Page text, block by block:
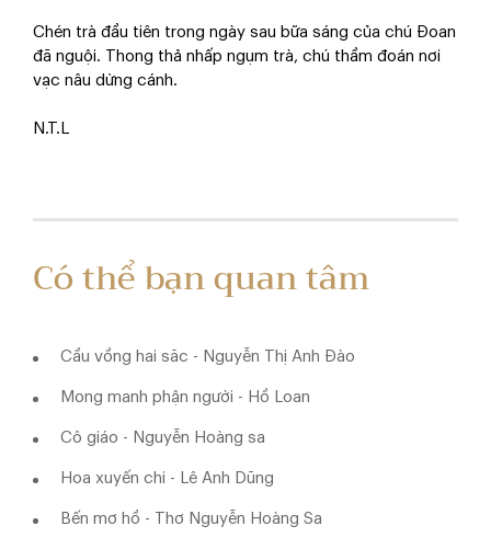
Chén trà đầu tiên trong ngày sau bữa sáng của chú Đoan
đã nguội. Thong thả nhấp ngụm trà, chú thầm đoán nơi
vạc nâu dừng cánh.
N.T.L
Có thể bạn quan tâm
Cầu vồng hai săc - Nguyễn Thị Anh Đào
Mong manh phận người - Hồ Loan
Cô giáo - Nguyễn Hoàng sa
Hoa xuyến chi - Lê Anh Dũng
Bến mơ hồ - Thơ Nguyễn Hoàng Sa